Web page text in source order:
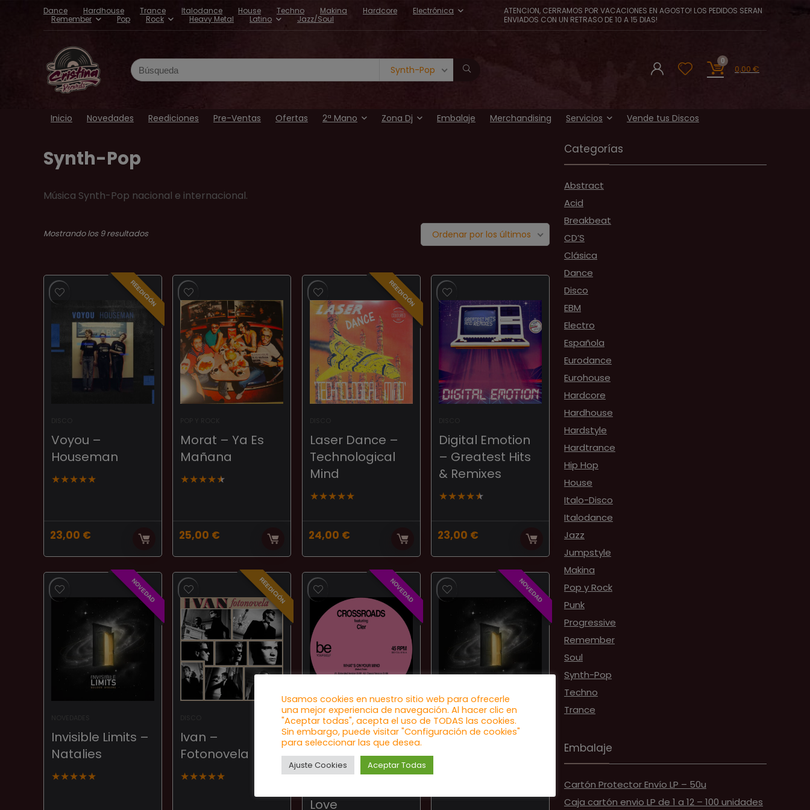
Dance Hardhouse Trance Italodance House Techno Makina Hardcore
Electrónica
Remember
Pop Rock Heavy Metal Latino Jazz/Soul
ATENCION, CERRAMOS POR VACACIONES EN AGOSTO! LOS PEDIDOS SERAN
ENVIADOS CON UN RETRASO DE 10 A 15 DIAS!
Search
for:
Synth-Pop
0
0,00 €
Inicio Novedades Reediciones Pre-Ventas Ofertas 2ª Mano Zona Dj Embalaje Merchandising Servicios Vende tus Discos
Synth-Pop
Música Synth-Pop nacional e internacional.
Mostrando los 9 resultadosOrdenado
últimos
Ordenar por los últimos
REEDICIÓN
Voyou –
Houseman
★★★★★
23,00 €
Morat – Ya Es
Mañana
★★★★★
25,00 €
REEDICIÓN
Laser Dance –
Technological
Mind
★★★★★
24,00 €
Digital Emotion
– Greatest Hits
& Remixes
★★★★★
23,00 €
NOVEDAD
Invisible Limits ‎–
Natalies
★★★★★
REEDICIÓN
Ivan –
Fotonovela
★★★★★
NOVEDAD
DISCO
Crossroads
featuring Cler –
What’s On Your
Love
NOVEDAD
NOVEDADES
Invisible Limits –
Categorías
Abstract
Acid
Breakbeat
CD’S
Clásica
Dance
Disco
EBM
Electro
Española
Eurodance
Eurohouse
Hardcore
Hardhouse
Hardstyle
Hardtrance
Hip Hop
House
Italo-Disco
Italodance
Jazz
Jumpstyle
Makina
Pop y Rock
Punk
Progressive
Remember
Soul
Synth-Pop
Techno
Trance
Embalaje
Cartón Protector Envío LP – 50u
Caja cartón envio LP de 1 a 12 – 100 unidades
Usamos cookies en nuestro sitio web para ofrecerle
una mejor experiencia de navegación. Al hacer clic en
"Aceptar todas", acepta el uso de TODAS las cookies.
Sin embargo, puede visitar "Configuración de cookies"
para seleccionar las que desea.
Ajuste Cookies Aceptar Todas